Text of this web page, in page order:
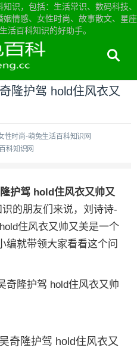
识，包括：生活常识、数码科技、
情感、女性时尚、故事散文、星座
活百科知识的好助手。
页>女性时尚
隆护驾 hold住风衣又
性时尚-萌兔生活百科知识网
科知识网
护驾 hold住风衣又帅又
的朋友们来说，刘诗诗-
住风衣又帅又美是一个
编就带领大家看看这个问
奇隆护驾 hold住风衣又帅